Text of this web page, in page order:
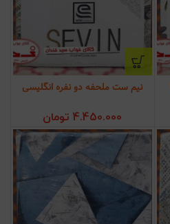
نیم ست ملحفه دو نفره انگلیسی
4.450.000 تومان